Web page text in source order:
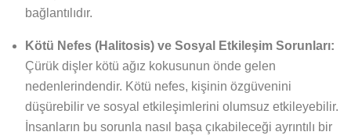
bağlantılıdır.
Kötü Nefes (Halitosis) ve Sosyal Etkileşim Sorunları:
Çürük dişler kötü ağız kokusunun önde gelen
nedenlerindendir. Kötü nefes, kişinin özgüvenini
düşürebilir ve sosyal etkileşimlerini olumsuz etkileyebilir.
İnsanların bu sorunla nasıl başa çıkabileceği ayrıntılı bir